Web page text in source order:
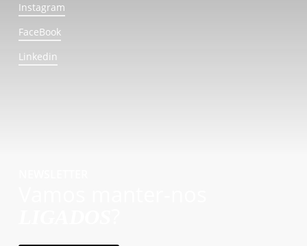
Instagram
FaceBook
Linkedin